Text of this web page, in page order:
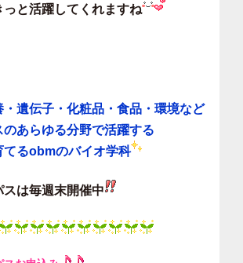
と活躍してくれますね
・遺伝子・化粧品・食品・環境など
あらゆる分野で活躍する
てるobmのバイオ学科
スは毎週末開催中